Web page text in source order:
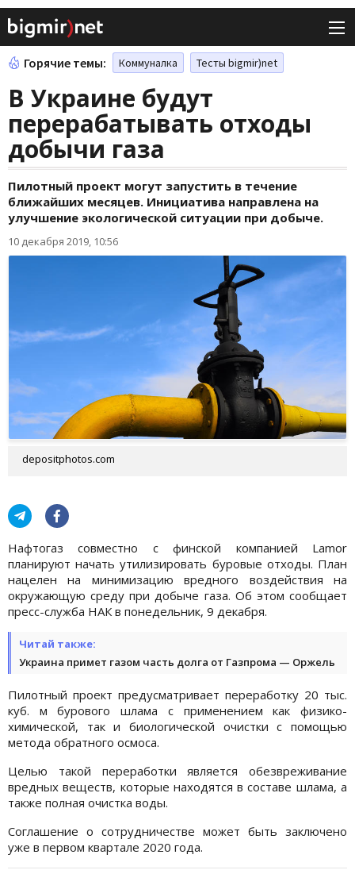
Горячие темы: Коммуналка Тесты bigmir)net
В Украине будут
перерабатывать отходы
добычи газа
Пилотный проект могут запустить в течение
ближайших месяцев. Инициатива направлена на
улучшение экологической ситуации при добыче.
10 декабря 2019, 10:56
depositphotos.com
Нафтогаз совместно с финской компанией Lamor
планируют начать утилизировать буровые отходы. План
нацелен на минимизацию вредного воздействия на
окружающую среду при добыче газа. Об этом сообщает
пресс-служба НАК в понедельник, 9 декабря.
Читай также:
Украина примет газом часть долга от Газпрома — Оржель
Пилотный проект предусматривает переработку 20 тыс.
куб. м бурового шлама с применением как физико-
химической, так и биологической очистки с помощью
метода обратного осмоса.
Целью такой переработки является обезвреживание
вредных веществ, которые находятся в составе шлама, а
также полная очистка воды.
Соглашение о сотрудничестве может быть заключено
уже в первом квартале 2020 года.